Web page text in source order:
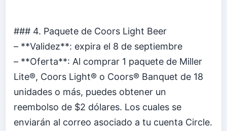
### 4. Paquete de Coors Light Beer
– **Validez**: expira el 8 de septiembre
– **Oferta**: Al comprar 1 paquete de Miller
Lite®, Coors Light® o Coors® Banquet de 18
unidades o más, puedes obtener un
reembolso de $2 dólares. Los cuales se
enviarán al correo asociado a tu cuenta Circle.